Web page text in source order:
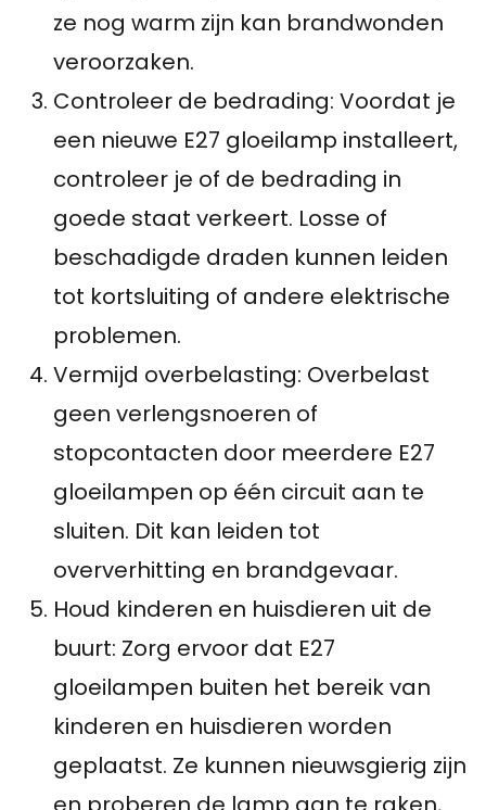
ze nog warm zijn kan brandwonden
veroorzaken.
Controleer de bedrading: Voordat je
een nieuwe E27 gloeilamp installeert,
controleer je of de bedrading in
goede staat verkeert. Losse of
beschadigde draden kunnen leiden
tot kortsluiting of andere elektrische
problemen.
Vermijd overbelasting: Overbelast
geen verlengsnoeren of
stopcontacten door meerdere E27
gloeilampen op één circuit aan te
sluiten. Dit kan leiden tot
oververhitting en brandgevaar.
Houd kinderen en huisdieren uit de
buurt: Zorg ervoor dat E27
gloeilampen buiten het bereik van
kinderen en huisdieren worden
geplaatst. Ze kunnen nieuwsgierig zijn